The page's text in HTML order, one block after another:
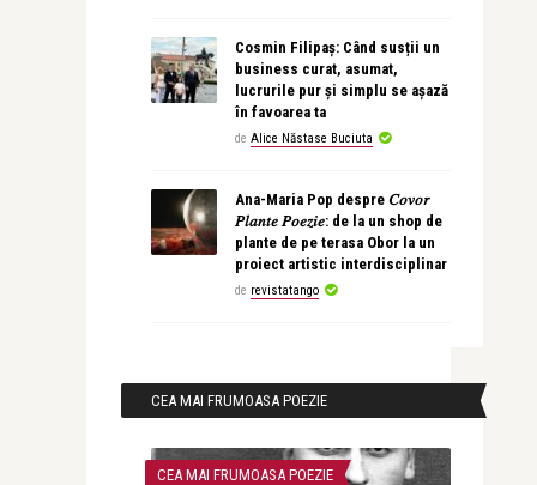
Cosmin Filipaș: Când susții un
business curat, asumat,
lucrurile pur și simplu se așază
în favoarea ta
de Alice Năstase Buciuta
Ana-Maria Pop despre 𝐶𝑜𝑣𝑜𝑟
𝑃𝑙𝑎𝑛𝑡𝑒 𝑃𝑜𝑒𝑧𝑖𝑒: de la un shop de
plante de pe terasa Obor la un
proiect artistic interdisciplinar
de revistatango
CEA MAI FRUMOASA POEZIE
CEA MAI FRUMOASA POEZIE